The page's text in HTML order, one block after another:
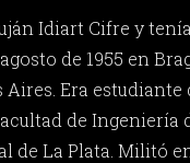
Idiart Cifre y
de 1955 en
Era estudiante
de Ingeniería
de La Plata. Militó